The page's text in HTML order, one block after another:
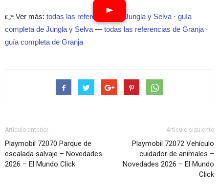
👉 Ver más: todas las referencias de Jungla y Selva· guía
completa de Jungla y Selva— todas las referencias de Granja·
guía completa de Granja
Artículo anterior
Playmobil 72070 Parque de
escalada salvaje – Novedades
2026 – El Mundo Click
Artículo siguiente
Playmobil 72072 Vehículo
cuidador de animales –
Novedades 2026 – El Mundo
Click